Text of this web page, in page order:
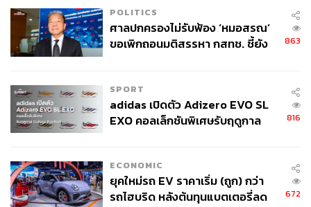
POLITICS
ศาลปกครองไม่รับฟ้อง ‘หมอสรณ’
ขอเพิกถอนมติสรรหา กสทช. ชี้ยัง
863
SPORT
adidas เปิดตัว Adizero EVO SL
EXO คอลเล็กชันพิเศษรับฤดูกาล
816
ECONOMIC
ยุคใหม่รถ EV ราคาเริ่ม (ถูก) กว่า
รถไฮบริด หลังต้นทุนแบตเตอรี่ลด
672